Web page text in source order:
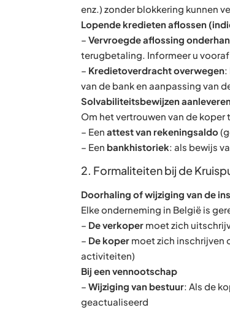
enz.) zonder blokkering kunnen
Lopende kredieten aflossen
– Vervroegde aflossing
terugbetaling. Informeer u
– Kredietoverdracht overwegen:
van de bank en aanpassing van
Solvabiliteitsbewijzen
Om het vertrouwen van de koper
– Een attest van rekeningsaldo
– Een bankhistoriek: als bewijs
2. Formaliteiten bij de
Doorhaling of wijziging van de
Elke onderneming in België is
– De verkoper moet zich
– De koper moet zich inschrijven
activiteiten)
Bij een vennootschap
– Wijziging van bestuur: Als de
geactualiseerd